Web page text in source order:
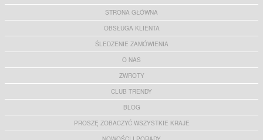
STRONA GŁÓWNA
OBSŁUGA KLIENTA
ŚLEDZENIE ZAMÓWIENIA
O NAS
ZWROTY
CLUB TRENDY
BLOG
PROSZĘ ZOBACZYĆ WSZYSTKIE KRAJE